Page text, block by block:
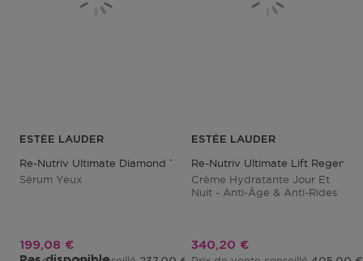
ESTÉE LAUDER
Re-Nutriv Ultimate Diamond Transformative
Sérum Yeux
Prix promotionnel
199,08 €
ESTÉE LAUDER
Re-Nutriv Ultimate Lift
Crème Hydratante Jour Et
Nuit - Anti-Âge & Anti-Rides
Prix promotionnel
340,20 €